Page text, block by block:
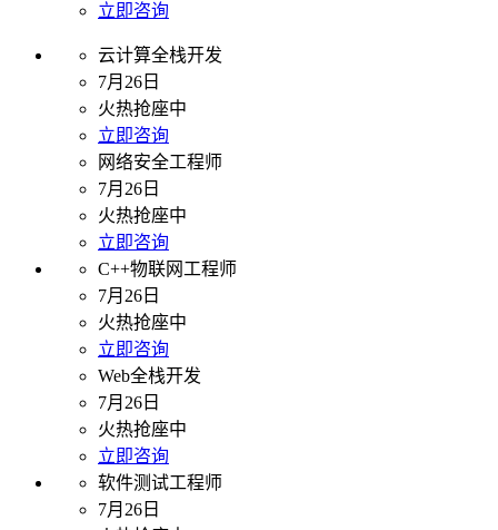
立即咨询
云计算全栈开发
7月26日
火热抢座中
立即咨询
网络安全工程师
7月26日
火热抢座中
立即咨询
C++物联网工程师
7月26日
火热抢座中
立即咨询
Web全栈开发
7月26日
火热抢座中
立即咨询
软件测试工程师
7月26日